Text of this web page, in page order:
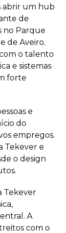
abrir um hub
de
no Parque
de Aveiro.
o talento
e sistemas
forte
e
do
empregos.
Tekever e
o design
Tekever
A
com o